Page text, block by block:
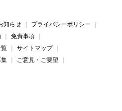
知らせ
プライバシーポリシー
免責事項
サイトマップ
ご意見・ご要望